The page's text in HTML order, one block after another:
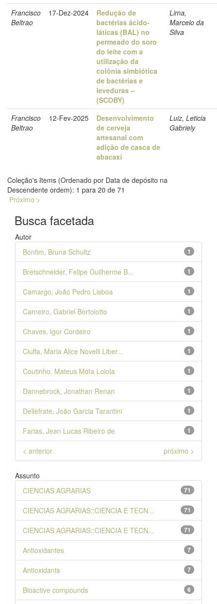
Francisco
Beltrao
17-Dez-2024
Redução de
bactérias ácido-
láticas (BAL) no
permeado do soro
do leite com a
utilização da
colônia simbiótica
de bactérias e
leveduras –
(SCOBY)
Lima,
Marcelo da
Silva
Francisco
Beltrao
12-Fev-2025
Desenvolvimento
de cerveja
artesanal com
adição de casca de
abacaxi
Luiz, Leticia
Gabriely
Coleção's Items (Ordenado por Data de depósito na
Descendente ordem): 1 para 20 de 71
Próximo >
Busca facetada
Autor
1
Bonfim, Bruna Schultz
1
Bretschneider, Felipe Guilherme B...
1
Camargo, João Pedro Lisboa
1
Carneiro, Gabriel Bortolotto
1
Chaves, Igor Cordeiro
1
Ciuffa, Maria Alice Novelli Liber...
1
Coutinho, Mateus Mota Loiola
1
Dannebrock, Jonathan Renan
1
Dellefrate, João Garcia Tarantini
1
Farias, Jean Lucas Ribeiro de
< anterior próximo >
Assunto
71
CIENCIAS AGRARIAS
71
CIENCIAS AGRARIAS::CIENCIA E TECN...
71
CIENCIAS AGRARIAS::CIENCIA E TECN...
7
Antioxidantes
7
Antioxidants
6
Bioactive compounds